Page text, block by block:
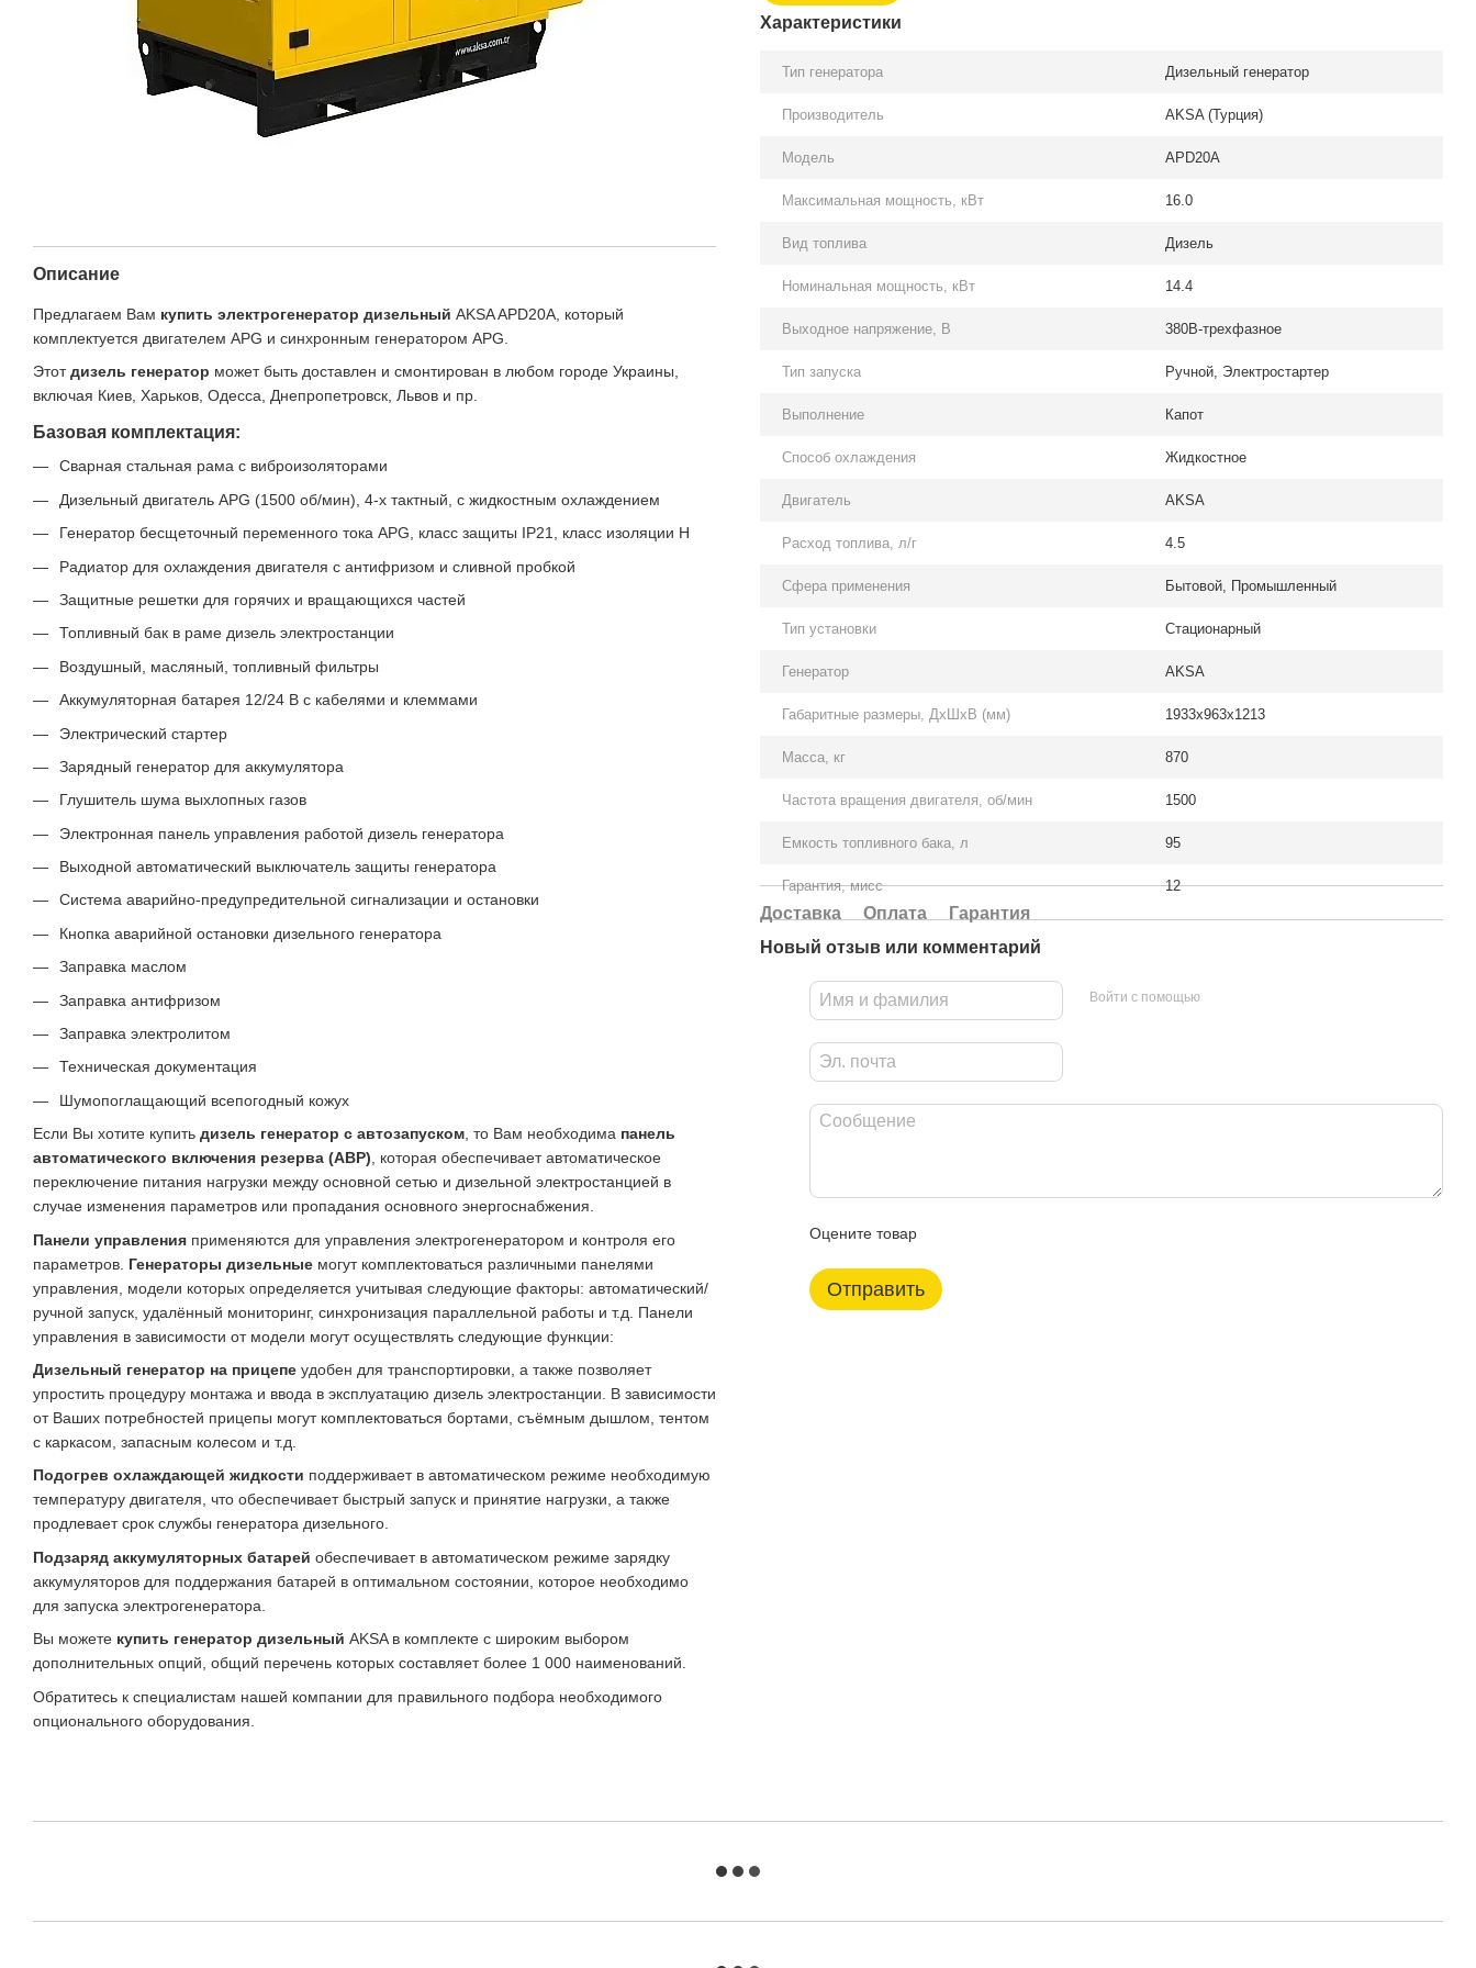
Описание
Предлагаем Вам купить электрогенератор дизельный AKSA APD20A, который
комплектуется двигателем APG и синхронным генератором APG.
Этотдизель генератор может быть доставлен и смонтирован в любом городе Украины,
включая Киев, Харьков, Одесса, Днепропетровск, Львов и пр.
Базовая комплектация:
Сварная стальная рама с виброизоляторами
Дизельный двигатель APG (1500 об/мин), 4-х тактный, с жидкостным охлаждением
Генератор бесщеточный переменного тока APG, класс защиты IP21, класс изоляции H
Радиатор для охлаждения двигателя с антифризом и сливной пробкой
Защитные решетки для горячих и вращающихся частей
Топливный бак в раме дизель электростанции
Воздушный, масляный, топливный фильтры
Аккумуляторная батарея 12/24 В с кабелями и клеммами
Электрический стартер
Зарядный генератор для аккумулятора
Глушитель шума выхлопных газов
Электронная панель управления работой дизель генератора
Выходной автоматический выключатель защиты генератора
Система аварийно-предупредительной сигнализации и остановки
Кнопка аварийной остановки дизельного генератора
Заправка маслом
Заправка антифризом
Заправка электролитом
Техническая документация
Шумопоглащающий всепогодный кожух
Если Вы хотите купить дизель генератор с автозапуском, то Вам необходима панель
автоматического включения резерва (АВР), которая обеспечивает автоматическое
переключение питания нагрузки между основной сетью и дизельной электростанцией в
случае изменения параметров или пропадания основного энергоснабжения.
Панели управления применяются для управления электрогенератором и контроля его
параметров. Генераторы дизельные могут комплектоваться различными панелями
управления, модели которых определяется учитывая следующие факторы: автоматический/
ручной запуск, удалённый мониторинг, синхронизация параллельной работы и т.д. Панели
управления в зависимости от модели могут осуществлять следующие функции:
Дизельный генератор на прицепе удобен для транспортировки, а также позволяет
упростить процедуру монтажа и ввода в эксплуатацию дизель электростанции. В зависимости
от Ваших потребностей прицепы могут комплектоваться бортами, съёмным дышлом, тентом
с каркасом, запасным колесом и т.д.
Подогрев охлаждающей жидкости поддерживает в автоматическом режиме необходимую
температуру двигателя, что обеспечивает быстрый запуск и принятие нагрузки, а также
продлевает срок службы генератора дизельного.
Подзаряд аккумуляторных батарей обеспечивает в автоматическом режиме зарядку
аккумуляторов для поддержания батарей в оптимальном состоянии, которое необходимо
для запуска электрогенератора.
Вы можете купить генератор дизельный AKSA в комплекте с широким выбором
дополнительных опций, общий перечень которых составляет более 1 000 наименований.
Обратитесь к специалистам нашей компании для правильного подбора необходимого
опционального оборудования.
Характеристики
Тип генератора Дизельный генератор
Производитель AKSA (Турция)
Модель APD20A
Максимальная мощность, кВт 16.0
Вид топлива Дизель
Номинальная мощность, кВт 14.4
Выходное напряжение, В 380В-трехфазное
Тип запуска Ручной, Электростартер
Выполнение Капот
Способ охлаждения Жидкостное
Двигатель AKSA
Расход топлива, л/г 4.5
Сфера применения Бытовой, Промышленный
Тип установки Стационарный
Генератор AKSA
Габаритные размеры, ДхШхВ (мм) 1933x963x1213
Масса, кг 870
Частота вращения двигателя, об/мин 1500
Емкость топливного бака, л 95
Гарантия, мисс 12
Доставка Оплата
Гарантия
Новый отзыв или комментарий
Войти с помощью
Оцените товар
Отправить